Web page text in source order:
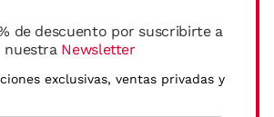
de descuento por suscribirte a
nuestra Newsletter
exclusivas, ventas privadas y